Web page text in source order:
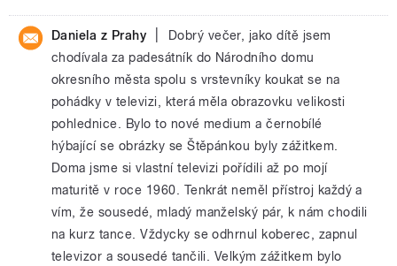
Daniela z Prahy
Dobrý večer, jako dítě jsem
chodívala za padesátník do Národního domu
okresního města spolu s vrstevníky koukat se na
pohádky v televizi, která měla obrazovku velikosti
pohlednice. Bylo to nové medium a černobílé
hýbající se obrázky se Štěpánkou byly zážitkem.
Doma jsme si vlastní televizi pořídili až po mojí
maturitě v roce 1960. Tenkrát neměl přístroj každý a
vím, že sousedé, mladý manželský pár, k nám chodili
na kurz tance. Vždycky se odhrnul koberec, zapnul
televizor a sousedé tančili. Velkým zážitkem bylo